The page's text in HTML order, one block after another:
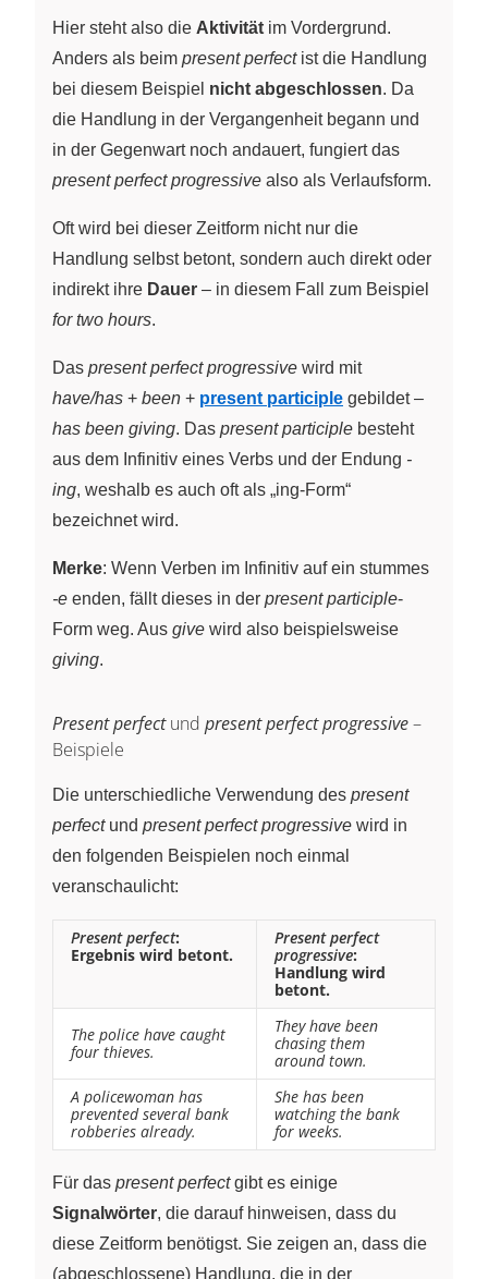
Hier steht also die Aktivität im Vordergrund.
Anders als beim present perfectist die Handlung
bei diesem Beispiel nicht abgeschlossen. Da
die Handlung in der Vergangenheit begann und
in der Gegenwart noch andauert, fungiert das
present perfect progressive also als Verlaufsform.
Oft wird bei dieser Zeitform nicht nur die
Handlung selbst betont, sondern auch direkt oder
indirekt ihre Dauer – in diesem Fall zum Beispiel
for two hours.
Das present perfect progressive wird mit
have/has + been + present participle gebildet –
has been giving. Das present participle besteht
aus dem Infinitiv eines Verbs und der Endung -
ing, weshalb es auch oft als „ing-Form“
bezeichnet wird.
Merke: Wenn Verben im Infinitiv auf ein stummes
-e enden, fällt dieses in der present participle-
Form weg. Aus give wird also beispielsweise
giving.
Present perfectund present perfect progressive–
Beispiele
Die unterschiedliche Verwendung des present
perfectund present perfect progressive wird in
den folgenden Beispielen noch einmal
veranschaulicht:
Present perfect:
Ergebnis wird betont.
Present perfect
progressive:
Handlung wird
betont.
The police have caught
four thieves.
They have been
chasing them
around town.
A policewoman has
prevented several bank
robberies already.
She has been
watching the bank
for weeks.
Für das present perfectgibt es einige
Signalwörter, die darauf hinweisen, dass du
diese Zeitform benötigst. Sie zeigen an, dass die
(abgeschlossene) Handlung, die in der